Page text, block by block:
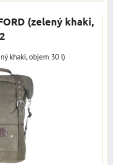
(zelený khaki,
khaki, objem 30 l)